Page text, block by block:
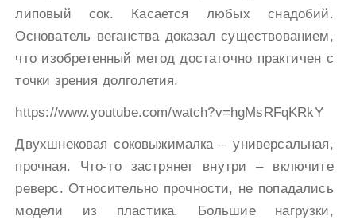
липовый сок. Касается любых снадобий.
Основатель веганства доказал существованием,
что изобретенный метод достаточно практичен с
точки зрения долголетия.
https://www.youtube.com/watch?v=hgMsRFqKRkY
Двухшнековая соковыжималка – универсальная,
прочная. Что-то застрянет внутри – включите
реверс. Относительно прочности, не попадались
модели из пластика. Большие нагрузки,